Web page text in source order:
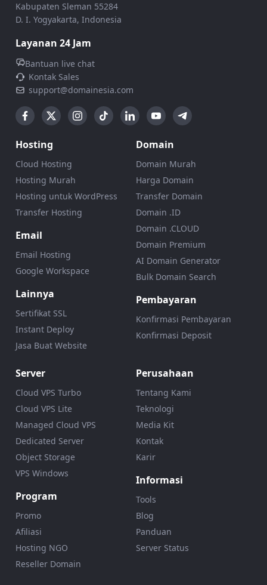
Kabupaten Sleman 55284
D. I. Yogyakarta, Indonesia
Layanan 24 Jam
Bantuan live chat
Kontak Sales
support@domainesia.com
Hosting
Cloud Hosting
Hosting Murah
Hosting untuk WordPress
Transfer Hosting
Email
Email Hosting
Google Workspace
Lainnya
Sertifikat SSL
Instant Deploy
Jasa Buat Website
Domain
Domain Murah
Harga Domain
Transfer Domain
Domain .ID
Domain .CLOUD
Domain Premium
AI Domain Generator
Bulk Domain Search
Pembayaran
Konfirmasi Pembayaran
Konfirmasi Deposit
Server
Cloud VPS Turbo
Cloud VPS Lite
Managed Cloud VPS
Dedicated Server
Object Storage
VPS Windows
Program
Promo
Afiliasi
Hosting NGO
Reseller Domain
Perusahaan
Tentang Kami
Teknologi
Media Kit
Kontak
Karir
Informasi
Tools
Blog
Panduan
Server Status